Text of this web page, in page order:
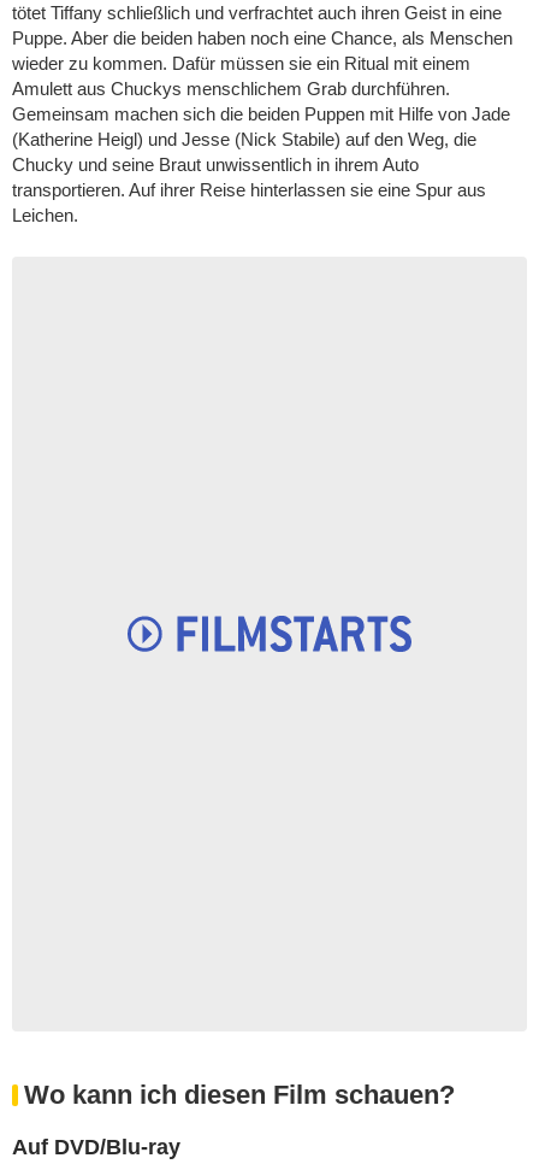
tötet Tiffany schließlich und verfrachtet auch ihren Geist in eine
Puppe. Aber die beiden haben noch eine Chance, als Menschen
wieder zu kommen. Dafür müssen sie ein Ritual mit einem
Amulett aus Chuckys menschlichem Grab durchführen.
Gemeinsam machen sich die beiden Puppen mit Hilfe von Jade
(Katherine Heigl) und Jesse (Nick Stabile) auf den Weg, die
Chucky und seine Braut unwissentlich in ihrem Auto
transportieren. Auf ihrer Reise hinterlassen sie eine Spur aus
Leichen.
Wo kann ich diesen Film schauen?
Auf DVD/Blu-ray